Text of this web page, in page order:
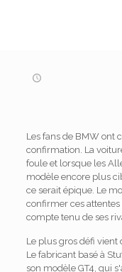
Les fans de BMW ont
confirmation. La
foule et lorsque les
modèle encore plus
ce serait épique. Le
confirmer ces attentes
compte tenu de ses
Le plus gros défi vient
Le fabricant basé à
son modèle GT4, qui